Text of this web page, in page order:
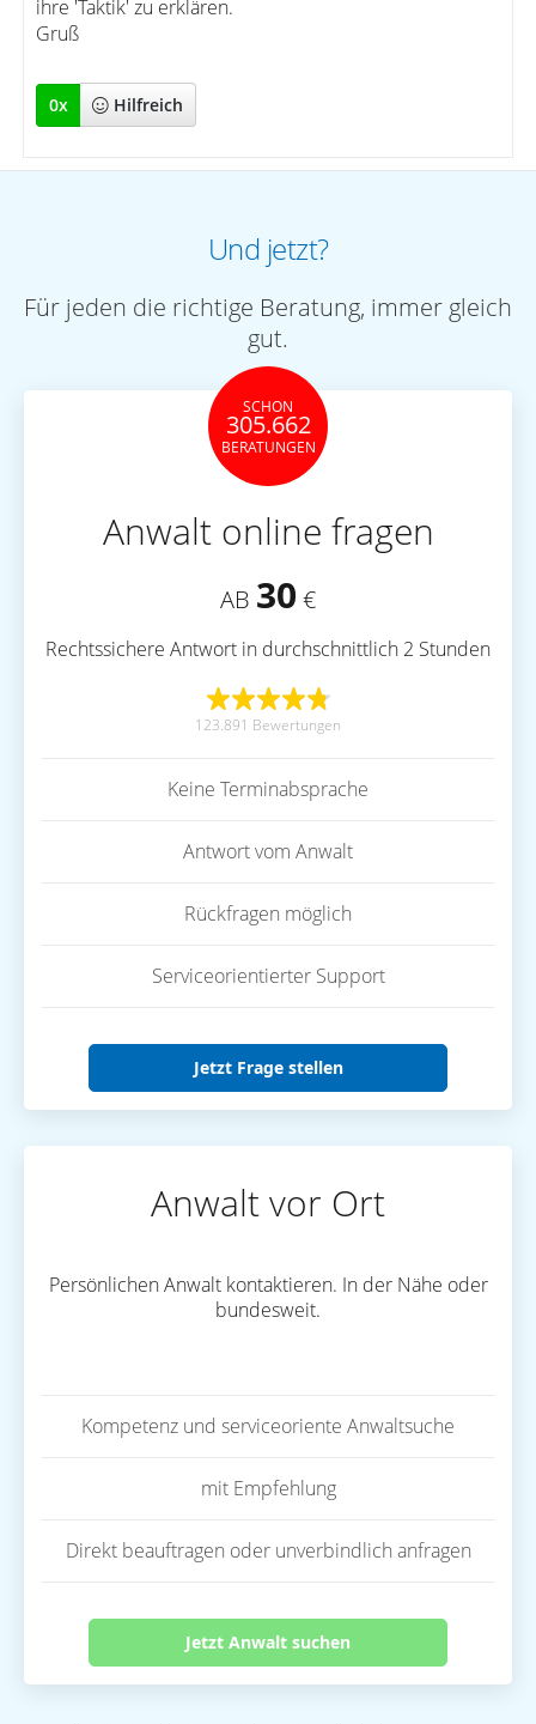
ihre 'Taktik' zu erklären.
Gruß
0x Hilfreich
Und jetzt?
Für jeden die richtige Beratung, immer gleich
gut.
SCHON
305.662
BERATUNGEN
Anwalt online fragen
AB 30 €
Rechtssichere Antwort in durchschnittlich 2 Stunden
123.891 Bewertungen
Keine Terminabsprache
Antwort vom Anwalt
Rückfragen möglich
Serviceorientierter Support
Jetzt Frage stellen
Anwalt vor Ort
Persönlichen Anwalt kontaktieren. In der Nähe oder
bundesweit.
Kompetenz und serviceoriente Anwaltsuche
mit Empfehlung
Direkt beauftragen oder unverbindlich anfragen
Jetzt Anwalt suchen